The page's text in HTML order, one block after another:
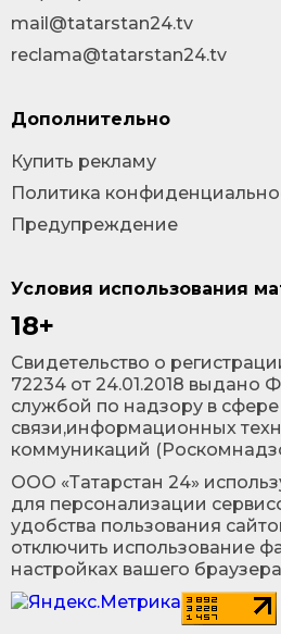
Условия использования
18+
Cвидетельство о
72234 от 24.01.2018 выдано
службой по надзору в сфере
связи,информационных
коммуникаций
ООО «Татарстан 24»
для персонализации
удобства пользования
отключить использование
настройках вашего
mail@tatarstan24.tv
reclama@tatarstan24.tv
Дополнительно
Купить рекламу
Политика
Предупреждение